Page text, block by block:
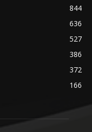
844
636
527
386
372
166